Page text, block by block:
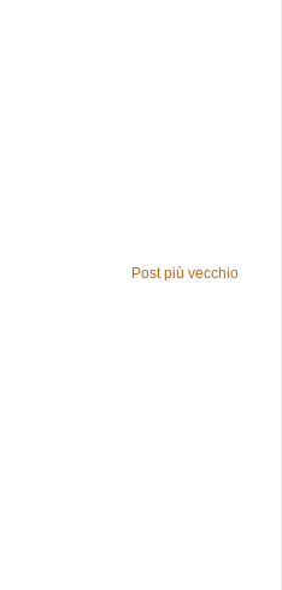
Post più vecchio